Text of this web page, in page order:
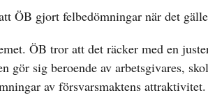
ÖB gjort felbedömningar när det
ÖB tror att det räcker med en
gör sig beroende av arbetsgivares,
av försvarsmaktens